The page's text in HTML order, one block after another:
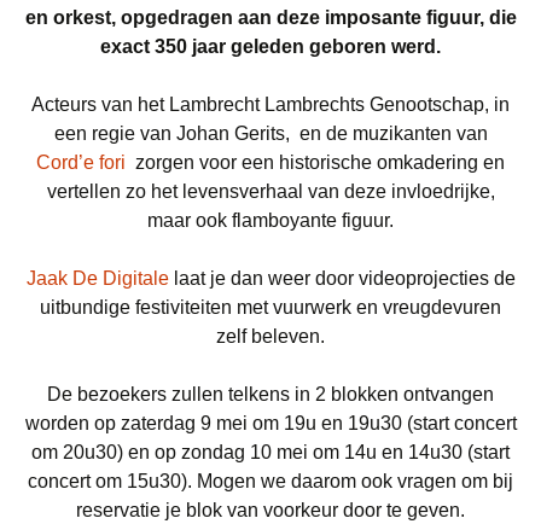
en orkest, opgedragen aan deze imposante figuur, die
exact 350 jaar geleden geboren werd.
Acteurs van het Lambrecht Lambrechts Genootschap, in
een regie van Johan Gerits, en de muzikanten van
Cord’e fori zorgen voor een historische omkadering en
vertellen zo het levensverhaal van deze invloedrijke,
maar ook flamboyante figuur.
Jaak De Digitalelaat je dan weer door videoprojecties de
uitbundige festiviteiten met vuurwerk en vreugdevuren
zelf beleven.
De bezoekers zullen telkens in 2 blokken ontvangen
worden op zaterdag 9 mei om 19u en 19u30 (start concert
om 20u30) en op zondag 10 mei om 14u en 14u30 (start
concert om 15u30). Mogen we daarom ook vragen om bij
reservatie je blok van voorkeur door te geven.